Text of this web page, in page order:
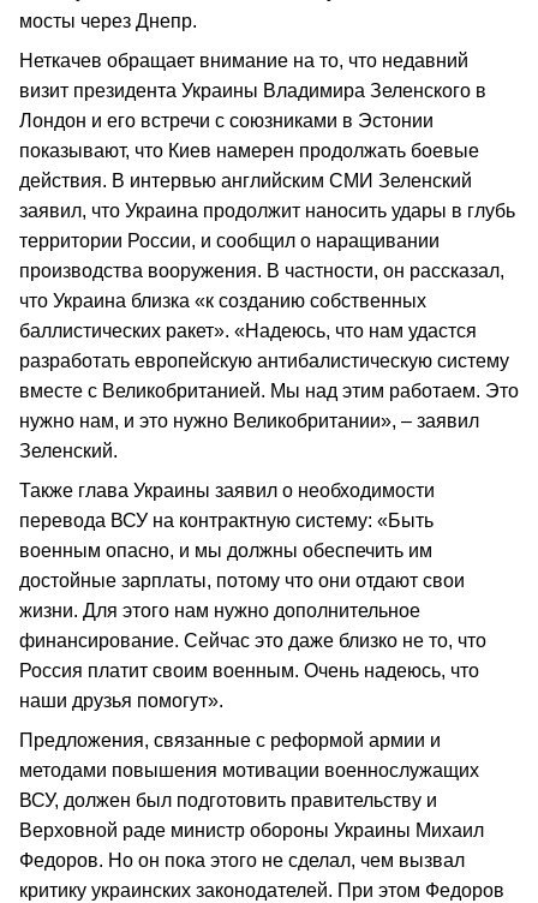
мосты через Днепр.
Неткачев обращает внимание на то, что недавний
визит президента Украины Владимира Зеленского в
Лондон и его встречи с союзниками в Эстонии
показывают, что Киев намерен продолжать боевые
действия. В интервью английским СМИ Зеленский
заявил, что Украина продолжит наносить удары в глубь
территории России, и сообщил о наращивании
производства вооружения. В частности, он рассказал,
что Украина близка «к созданию собственных
баллистических ракет». «Надеюсь, что нам удастся
разработать европейскую антибалистическую систему
вместе с Великобританией. Мы над этим работаем. Это
нужно нам, и это нужно Великобритании», – заявил
Зеленский.
Также глава Украины заявил о необходимости
перевода ВСУ на контрактную систему: «Быть
военным опасно, и мы должны обеспечить им
достойные зарплаты, потому что они отдают свои
жизни. Для этого нам нужно дополнительное
финансирование. Сейчас это даже близко не то, что
Россия платит своим военным. Очень надеюсь, что
наши друзья помогут».
Предложения, связанные с реформой армии и
методами повышения мотивации военнослужащих
ВСУ, должен был подготовить правительству и
Верховной раде министр обороны Украины Михаил
Федоров. Но он пока этого не сделал, чем вызвал
критику украинских законодателей. При этом Федоров